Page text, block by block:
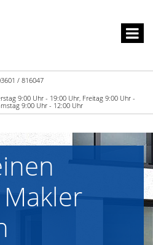
/ 816047
9:00 Uhr - 19:00 Uhr, Freitag 9:00 Uhr -
9:00 Uhr - 12:00 Uhr